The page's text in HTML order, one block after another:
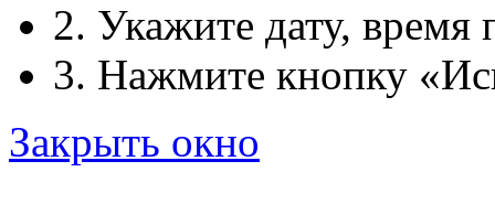
2. Укажите дату, время
3. Нажмите кнопку
Закрыть окно